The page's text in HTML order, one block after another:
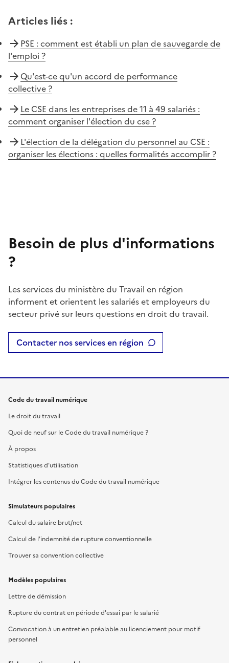
Articles liés :
PSE : comment est établi un plan de sauvegarde de
l'emploi ?
Qu'est-ce qu'un accord de performance
collective ?
Le CSE dans les entreprises de 11 à 49 salariés :
comment organiser l'élection du cse ?
L'élection de la délégation du personnel au CSE :
organiser les élections : quelles formalités accomplir ?
Besoin de plus d'informations
?
Les services du ministère du Travail en région
informent et orientent les salariés et employeurs du
secteur privé sur leurs questions en droit du travail.
Contacter nos services en région
Code du travail numérique
Le droit du travail
Quoi de neuf sur le Code du travail numérique ?
À propos
Statistiques d'utilisation
Intégrer les contenus du Code du travail numérique
Simulateurs populaires
Calcul du salaire brut/net
Calcul de l'indemnité de rupture conventionnelle
Trouver sa convention collective
Modèles populaires
Lettre de démission
Rupture du contrat en période d'essai par le salarié
Convocation à un entretien préalable au licenciement pour motif
personnel